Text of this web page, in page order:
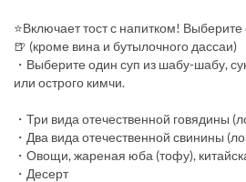
⭐Включает тост с напитком!
🍺 (кроме вина и бутылочного дассаи)
・Выберите один суп из шабу-шабу,
или острого кимчи.
・Три вида отечественной говядины
・Два вида отечественной свинины
・Овощи, жареная юба (тофу),
・Десерт